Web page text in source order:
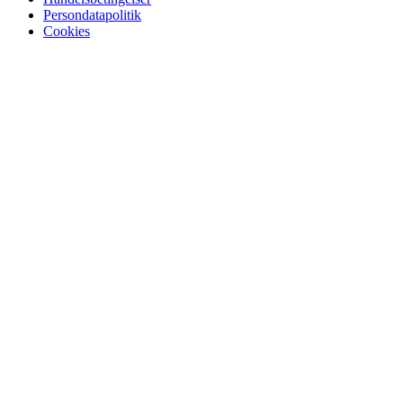
Persondatapolitik
Cookies